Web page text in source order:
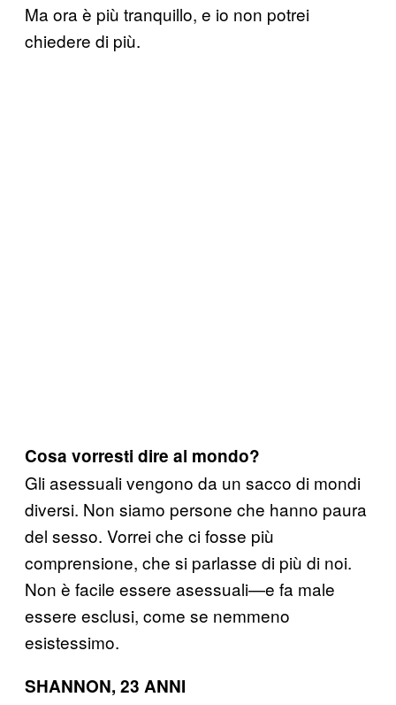
Ma ora è più tranquillo, e io non potrei
chiedere di più.
Cosa vorresti dire al mondo?
Gli asessuali vengono da un sacco di mondi
diversi. Non siamo persone che hanno paura
del sesso. Vorrei che ci fosse più
comprensione, che si parlasse di più di noi.
Non è facile essere asessuali—e fa male
essere esclusi, come se nemmeno
esistessimo.
SHANNON, 23 ANNI